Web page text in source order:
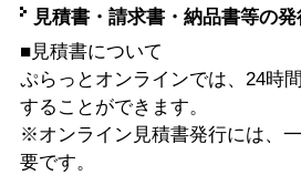
見積書・請求書・納品書等の
■見積書について
ぷらっとオンラインでは、24時
することができます。
※オンライン見積書発行には、
要です。